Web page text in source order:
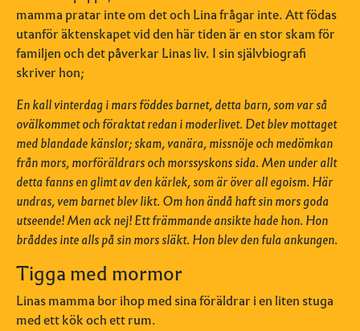
mamma pratar inte om det och Lina frågar inte. Att födas
utanför äktenskapet vid den här tiden är en stor skam för
familjen och det påverkar Linas liv. I sin självbiografi
skriver hon;
En kall vinterdag i mars föddes barnet, detta barn, som var så
ovälkommet och föraktat redan i moderlivet. Det blev mottaget
med blandade känslor; skam, vanära, missnöje och medömkan
från mors, morföräldrars och morssyskons sida. Men under allt
detta fanns en glimt av den kärlek, som är över all egoism. Här
undras, vem barnet blev likt. Om hon ändå haft sin mors goda
utseende! Men ack nej! Ett främmande ansikte hade hon. Hon
bråddes inte alls på sin mors släkt. Hon blev den fula ankungen.
Tigga med mormor
Linas mamma bor ihop med sina föräldrar i en liten stuga
med ett kök och ett rum.